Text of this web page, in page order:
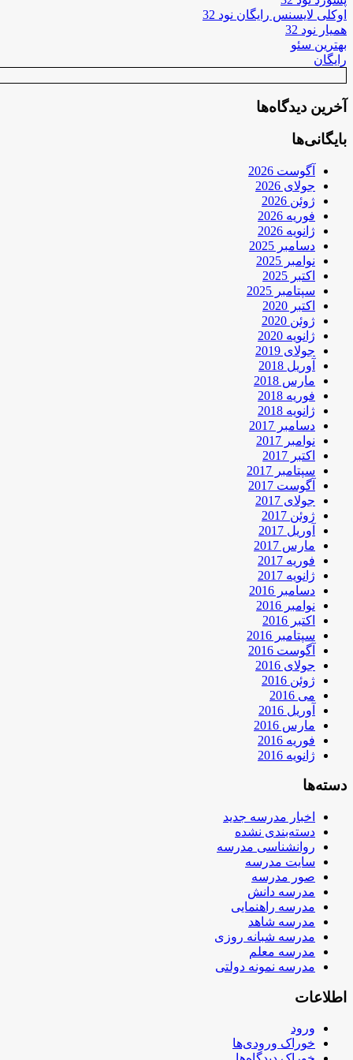
اوکلی لایسنس رایگان نود 32
همیار نود 32
بهترین سئو
رایگان
آخرین دیدگاه‌ها
بایگانی‌ها
آگوست 2026
جولای 2026
ژوئن 2026
فوریه 2026
ژانویه 2026
دسامبر 2025
نوامبر 2025
اکتبر 2025
سپتامبر 2025
اکتبر 2020
ژوئن 2020
ژانویه 2020
جولای 2019
آوریل 2018
مارس 2018
فوریه 2018
ژانویه 2018
دسامبر 2017
نوامبر 2017
اکتبر 2017
سپتامبر 2017
آگوست 2017
جولای 2017
ژوئن 2017
آوریل 2017
مارس 2017
فوریه 2017
ژانویه 2017
دسامبر 2016
نوامبر 2016
اکتبر 2016
سپتامبر 2016
آگوست 2016
جولای 2016
ژوئن 2016
می 2016
آوریل 2016
مارس 2016
فوریه 2016
ژانویه 2016
دسته‌ها
اخبار مدرسه جدید
دسته‌بندی نشده
روانشناسی مدرسه
سایت مدرسه
صور مدرسه
مدرسه دانش
مدرسه راهنمایی
مدرسه شاهد
مدرسه شبانه روزی
مدرسه معلم
مدرسه نمونه دولتی
اطلاعات
ورود
خوراک ورودی‌ها